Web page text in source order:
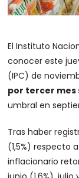
El Instituto
conocer este
(IPC) de
por tercer mes
umbral en
Tras haber
(1,5%) respecto
inflacionario